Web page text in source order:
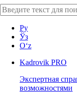
Ру
Ўз
Oʻz
Kadrovik PRO
Экспертная
возможностями